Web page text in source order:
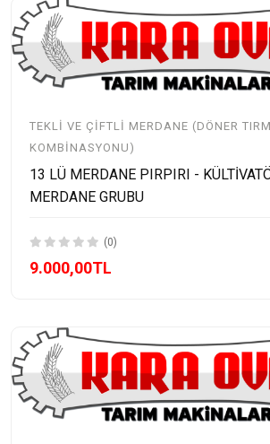
TEKLI VE ÇIFTLI MERDANE (DÖNER
KOMBINASYONU)
13 LÜ MERDANE PIRPIRI -
MERDANE GRUBU
(0)
9.000,00TL